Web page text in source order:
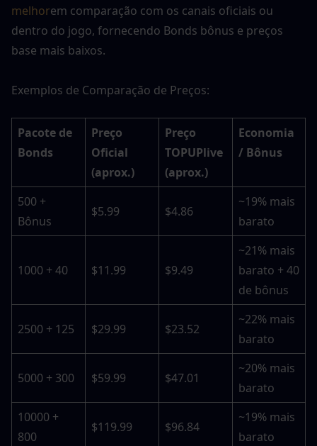
melhorem comparação com os canais oficiais ou
dentro do jogo, fornecendo Bonds bônus e preços
base mais baixos.
Exemplos de Comparação de Preços:
Pacote de
Bonds
Preço
Oficial
(aprox.)
Preço
TOPUPlive
(aprox.)
Economia
/ Bônus
500 +
Bônus
$5.99 $4.86
~19% mais
barato
1000 + 40 $11.99 $9.49
~21% mais
barato + 40
de bônus
2500 + 125 $29.99 $23.52
~22% mais
barato
5000 + 300 $59.99 $47.01
~20% mais
barato
10000 +
800
$119.99 $96.84
~19% mais
barato